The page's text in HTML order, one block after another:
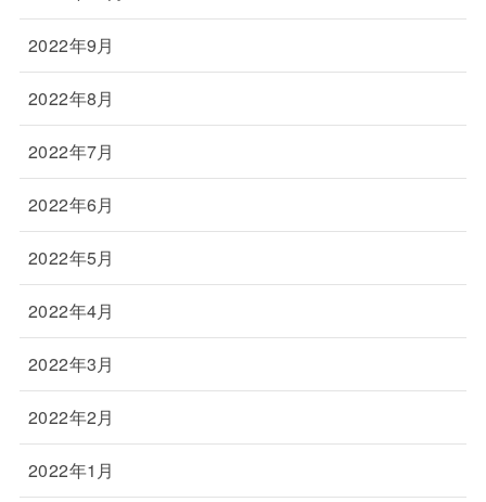
2022年9月
2022年8月
2022年7月
2022年6月
2022年5月
2022年4月
2022年3月
2022年2月
2022年1月